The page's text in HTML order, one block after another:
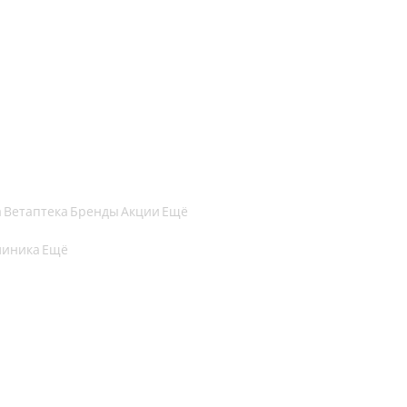
Ветаптека БрендыАкции Ещё
Ещё